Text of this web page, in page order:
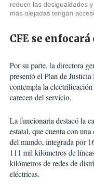
reducir las desigualdades
más alejadas tengan
CFE se
Por su parte, la directora
presentó el Plan de
contempla la
carecen del servicio.
La funcionaria destacó la
estatal, que cuenta con una
del mundo, integrada por
111 mil kilómetros de
kilómetros de redes de
eléctricas.